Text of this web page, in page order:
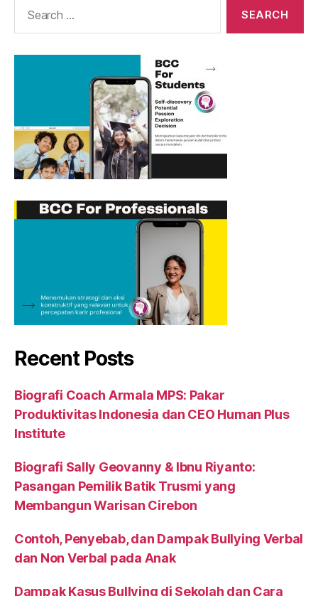
Recent Posts
Biografi Coach Armala MPS: Pakar
Produktivitas Indonesia dan CEO Human Plus
Institute
Biografi Sally Geovanny & Ibnu Riyanto:
Pasangan Pemilik Batik Trusmi yang
Membangun Warisan Cirebon
Contoh, Penyebab, dan Dampak Bullying Verbal
dan Non Verbal pada Anak
Dampak Kasus Bullying di Sekolah dan Cara